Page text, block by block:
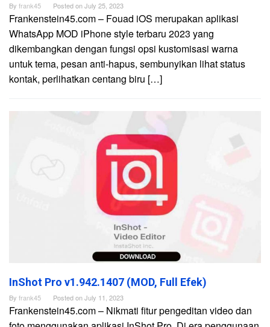
By frank45 Posted onJuly 25, 2023
Frankenstein45.com – Fouad iOS merupakan aplikasi
WhatsApp MOD iPhone style terbaru 2023 yang
dikembangkan dengan fungsi opsi kustomisasi warna
untuk tema, pesan anti-hapus, sembunyikan lihat status
kontak, perlihatkan centang biru […]
InShot Pro v1.942.1407 (MOD, Full Efek)
By frank45 Posted onJuly 11, 2023
Frankenstein45.com – Nikmati fitur pengeditan video dan